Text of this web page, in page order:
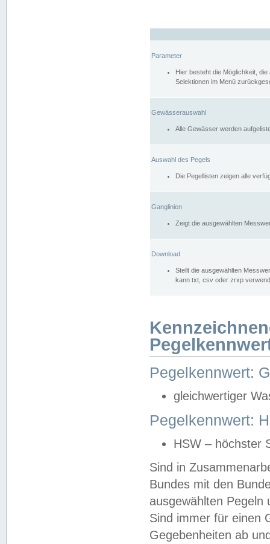
Parameter
Hier besteht die Möglichkeit,
Selektionen im Menü
Gewässerauswahl
Alle Gewässer werden
Auswahl des Pegels
Die Pegellisten zeigen alle
Ganglinien
Zeigt die ausgewählten
Download
Stellt die ausgewählten
kann txt, csv oder zrxp
Pegelkennwert:
gleichwertiger
Pegelkennwert:
HSW – höchster
Sind in
Bundes mit den
ausgewählten
Sind immer für einen
Gegebenheiten ab